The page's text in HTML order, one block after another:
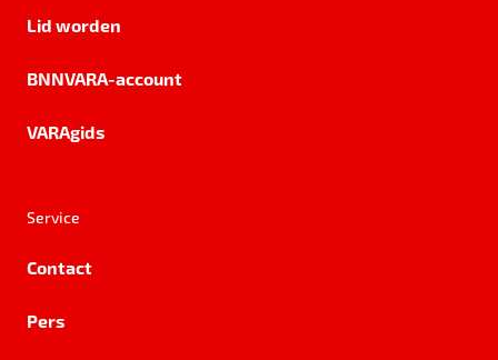
Lid worden
BNNVARA-account
VARAgids
Service
Contact
Pers